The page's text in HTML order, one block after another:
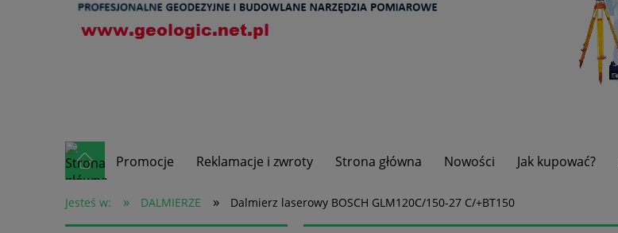
Promocje Reklamacje i zwroty Strona główna Nowości Jak kupować?
Jesteś w: » DALMIERZE » Dalmierz laserowy BOSCH GLM120C/150-27 C/+BT150